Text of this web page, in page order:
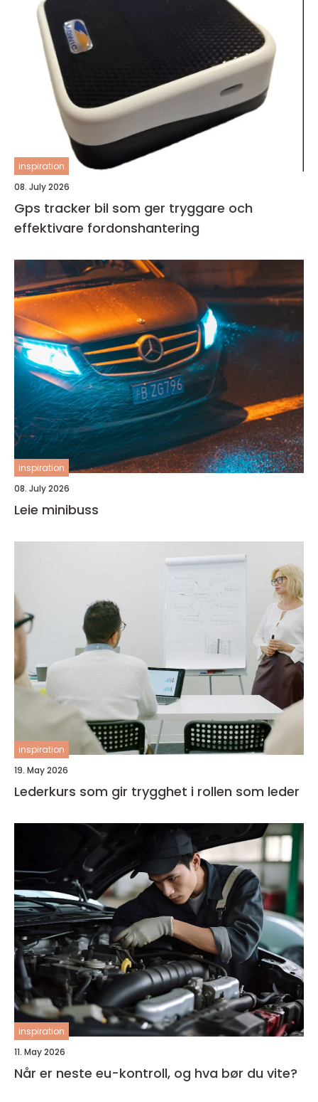
inspiration
08. July 2026
Gps tracker bil som ger tryggare och
effektivare fordonshantering
inspiration
08. July 2026
Leie minibuss
inspiration
19. May 2026
Lederkurs som gir trygghet i rollen som leder
inspiration
11. May 2026
Når er neste eu-kontroll, og hva bør du vite?